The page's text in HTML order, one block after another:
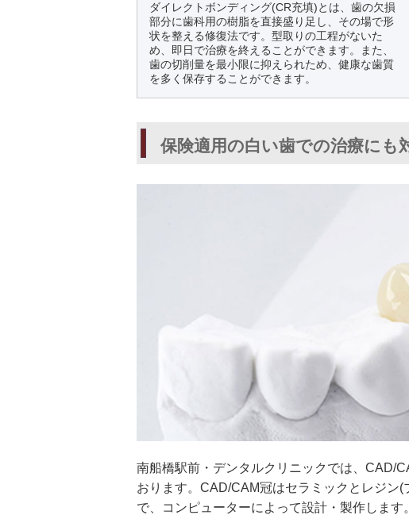
ダイレクトボンディング(CR充填)とは、歯の欠損
部分に歯科用の樹脂を直接盛り足し、その場で形
状を整える修復法です。型取りの工程がないた
め、即日で治療を終えることができます。また、
歯の切削量を最小限に抑えられため、健康な歯質
を多く保存することができます。
保険適用の白い歯での治療にも
南船橋駅前・デンタルクリニックでは、CAD/
おります。CAD/CAM冠はセラミックとレジン
で、コンピューターによって設計・製作しま